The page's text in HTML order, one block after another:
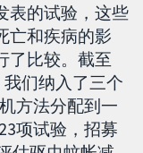
表的试验，这些
亡和疾病的影
了比较。截至
们纳入了三个
方法分配到一
项试验，招募